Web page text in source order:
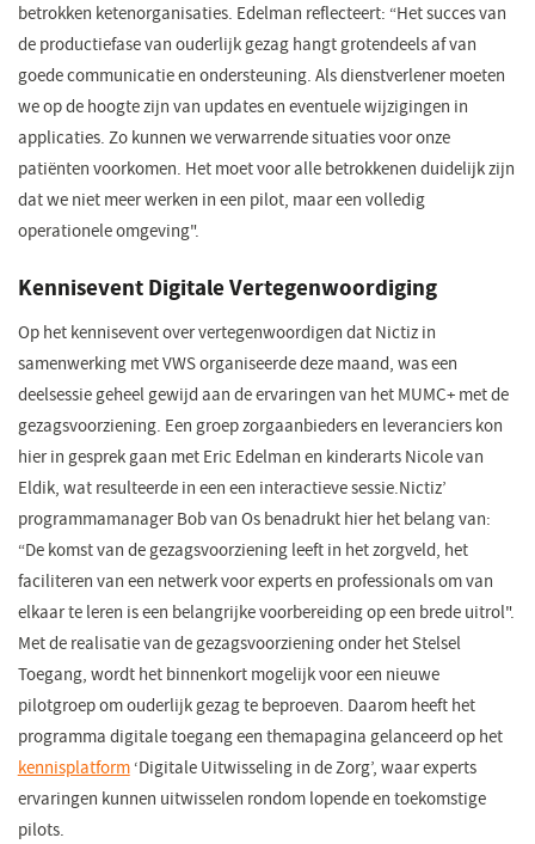
betrokken ketenorganisaties. Edelman reflecteert: “Het succes van
de productiefase van ouderlijk gezag hangt grotendeels af van
goede communicatie en ondersteuning. Als dienstverlener moeten
we op de hoogte zijn van updates en eventuele wijzigingen in
applicaties. Zo kunnen we verwarrende situaties voor onze
patiënten voorkomen. Het moet voor alle betrokkenen duidelijk zijn
dat we niet meer werken in een pilot, maar een volledig
operationele omgeving".
Kennisevent Digitale Vertegenwoordiging
Op het kennisevent over vertegenwoordigen dat Nictiz in
samenwerking met VWS organiseerde deze maand, was een
deelsessie geheel gewijd aan de ervaringen van het MUMC+ met de
gezagsvoorziening. Een groep zorgaanbieders en leveranciers kon
hier in gesprek gaan met Eric Edelman en kinderarts Nicole van
Eldik, wat resulteerde in een een interactieve sessie.Nictiz’
programmamanager Bob van Os benadrukt hier het belang van:
“De komst van de gezagsvoorziening leeft in het zorgveld, het
faciliteren van een netwerk voor experts en professionals om van
elkaar te leren is een belangrijke voorbereiding op een brede uitrol".
Met de realisatie van de gezagsvoorziening onder het Stelsel
Toegang, wordt het binnenkort mogelijk voor een nieuwe
pilotgroep om ouderlijk gezag te beproeven. Daarom heeft het
programma digitale toegang een themapagina gelanceerd op het
kennisplatform(opent
in
‘Digitale Uitwisseling in de Zorg’, waar experts
ervaringen kunnen uitwisselen rondom lopende en toekomstige
pilots.